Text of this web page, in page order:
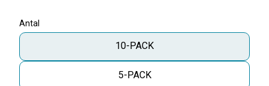
Antal
10-PACK
5-PACK